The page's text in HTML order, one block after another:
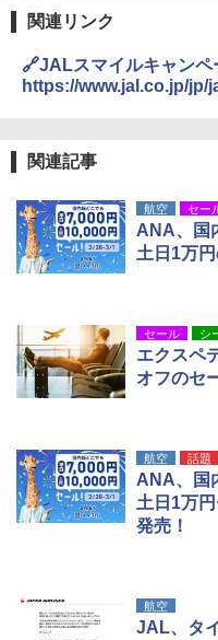
関連リンク
🔗JALスマイルキャンペ
https://www.jal.co.jp/jp/
関連記事
航空 セー
ANA、国
土日1万
セール シ
エクスペ
オフのセ
航空 話題
ANA、国
土日1万
発売！
航空
JAL、タ